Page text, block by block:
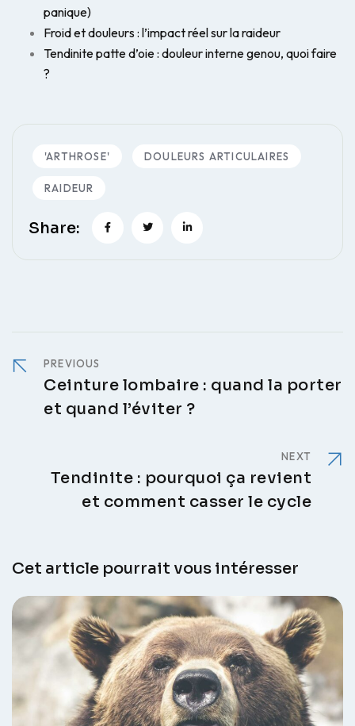
panique)
Froid et douleurs : l’impact réel sur la raideur
Tendinite patte d’oie : douleur interne genou, quoi faire
?
'ARTHROSE' DOULEURS ARTICULAIRES
RAIDEUR
Share:
PREVIOUS
Ceinture lombaire : quand la porter
et quand l’éviter ?
NEXT
Tendinite : pourquoi ça revient
et comment casser le cycle
Cet article pourrait vous intéresser